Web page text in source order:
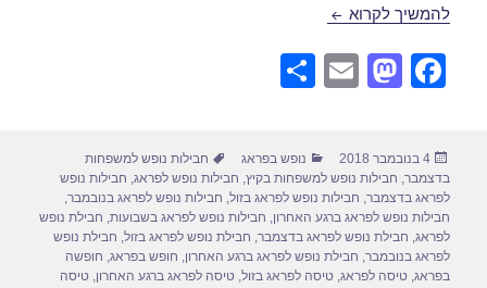
להמשיך לקרוא חבילות נופש לפראג בנובמבר 12/11/2018
F
e
b
o
o
M
o
d
o
n
E
e
פורסם
בתאריך
4 בנובמבר 2018 קטגוריות
נופש בפראג תגיות
חבילות נופש למשפחות
בדצמבר, חבילות נופש למשפחות בקיץ, חבילות נופש לפראג, חבילות נופש
לפראג בדצמבר, חבילות נופש לפראג בזול, חבילות נופש לפראג בנובמבר,
חבילות נופש לפראג ברגע האחרון, חבילות נופש לפראג בשבועות, חבילת נופש
לפראג, חבילת נופש לפראג בדצמבר, חבילת נופש לפראג בזול, חבילת נופש
לפראג בנובמבר, חבילת נופש לפראג ברגע האחרון, חופש בפראג, חופשה
בפראג,טיסה לפראג,טיסה לפראג בזול,טיסה לפראג ברגע האחרון,טיסה